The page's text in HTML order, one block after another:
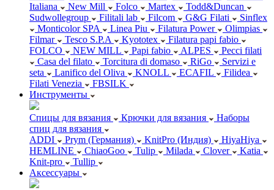
Italiana
New Mill Folco Martex
Todd&Duncan
Sudwollegroup
Filitali lab Filcom G&G Filati
Sinflex
Monticolor SPA
Linea Piu Filatura Power
Olimpias
Filmar
Tesco S.P.A Kyototex
Filatura papi fabio
FOLCO
NEW MILL Papi fabio ALPES
Pecci filati
Casa del filato
Torcitura di domaso RiGo
Servizi e
seta
Lanifico del Oliva KNOLL ECAFIL
Filidea
Filati Venezia
FBSILK
Инструменты
Спицы для вязания Крючки для вязания
Наборы
спиц для вязания
ADDI
Prym (Германия) KnitPro (Индия)
HiyaHiya
HEMLINE
ChiaoGoo Tulip Milada Clover
Katia
Knit-pro
Tullip
Аксессуары